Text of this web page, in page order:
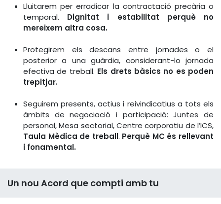
Lluitarem per erradicar la contractació precària o
temporal. Dignitat i estabilitat perquè no
mereixem altra cosa.
Protegirem els descans entre jornades o el
posterior a una guàrdia, considerant-lo jornada
efectiva de treball. Els drets bàsics no es poden
trepitjar.
Seguirem presents, actius i reivindicatius a tots els
àmbits de negociació i participació: Juntes de
personal, Mesa sectorial, Centre corporatiu de l’ICS,
Taula Mèdica de treball. Perquè MC és rellevant
i fonamental.
Un nou Acord que compti amb tu